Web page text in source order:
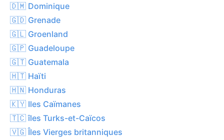
🇩🇲 Dominique
🇬🇩 Grenade
🇬🇱 Groenland
🇬🇵 Guadeloupe
🇬🇹 Guatemala
🇭🇹 Haïti
🇭🇳 Honduras
🇰🇾 Iles Caïmanes
🇹🇨 îles Turks-et-Caïcos
🇻🇬 Îles Vierges britanniques